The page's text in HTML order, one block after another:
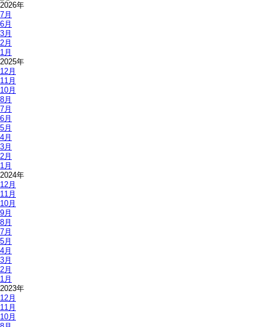
2026年
7月
6月
3月
2月
1月
2025年
12月
11月
10月
8月
7月
6月
5月
4月
3月
2月
1月
2024年
12月
11月
10月
9月
8月
7月
5月
4月
3月
2月
1月
2023年
12月
11月
10月